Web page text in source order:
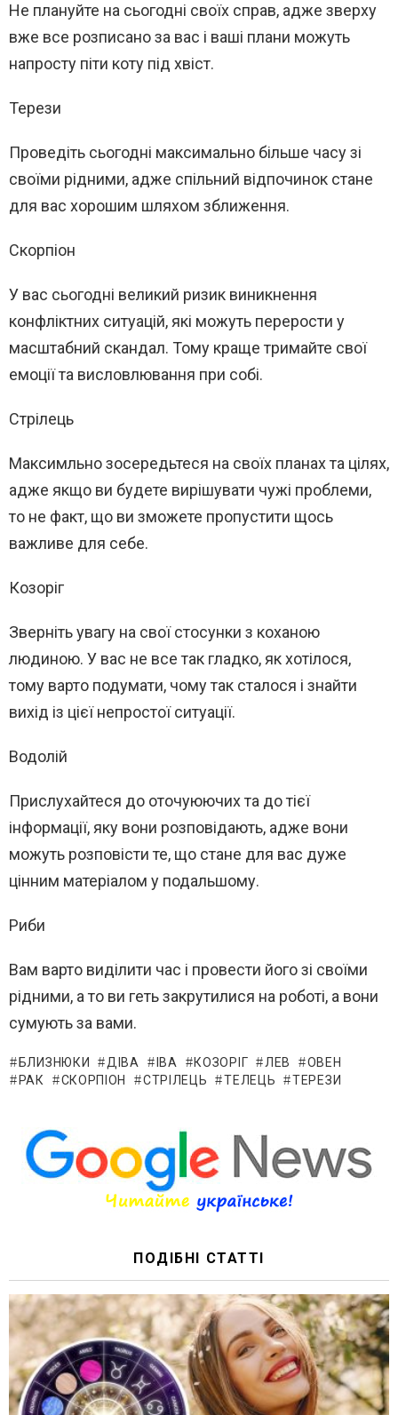
Не плануйте на сьогодні своїх справ, адже зверху
вже все розписано за вас і ваші плани можуть
напросту піти коту під хвіст.
Терези
Проведіть сьогодні максимально більше часу зі
своїми рідними, адже спільний відпочинок стане
для вас хорошим шляхом зближення.
Скорпіон
У вас сьогодні великий ризик виникнення
конфліктних ситуацій, які можуть перерости у
масштабний скандал. Тому краще тримайте свої
емоції та висловлювання при собі.
Стрілець
Максимльно зосередьтеся на своїх планах та цілях,
адже якщо ви будете вирішувати чужі проблеми,
то не факт, що ви зможете пропустити щось
важливе для себе.
Козоріг
Зверніть увагу на свої стосунки з коханою
людиною. У вас не все так гладко, як хотілося,
тому варто подумати, чому так сталося і знайти
вихід із цієї непростої ситуації.
Водолій
Прислухайтеся до оточуюючих та до тієї
інформації, яку вони розповідають, адже вони
можуть розповісти те, що стане для вас дуже
цінним матеріалом у подальшому.
Риби
Вам варто виділити час і провести його зі своїми
рідними, а то ви геть закрутилися на роботі, а вони
сумують за вами.
БЛИЗНЮКИ ДІВА ІВА КОЗОРІГ ЛЕВ
ОВЕН
РАК
СКОРПІОН СТРІЛЕЦЬ ТЕЛЕЦЬ ТЕРЕЗИ
ПОДІБНІ СТАТТІ